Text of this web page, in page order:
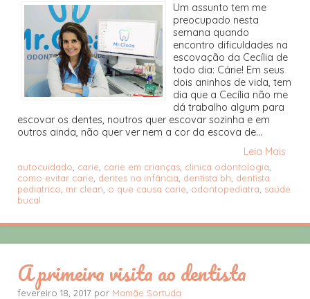
Um assunto tem me
preocupado nesta
semana quando
encontro dificuldades na
escovação da Cecília de
todo dia: Cárie! Em seus
dois aninhos de vida, tem
dia que a Cecília não me
dá trabalho algum para
escovar os dentes, noutros quer escovar sozinha e em
outros ainda, não quer ver nem a cor da escova de...
Leia Mais
autocuidado carie carie em crianças clinica odontologia
como evitar carie dentes na infância dentista bh dentista
pediatrico mr clean o que causa carie odontopediatra saúde
bucal
A primeira visita ao dentista
fevereiro 18, 2017 por Mamãe Sortuda